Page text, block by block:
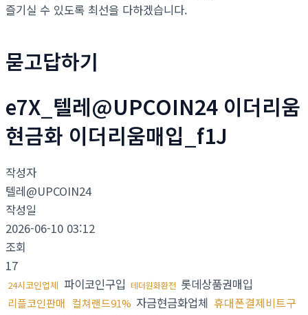
즐기실 수 있도록 최선을 다하겠습니다.
묻고답하기
e7X_텔레@UPCOIN24 이더리움
현금화 이더리움매입_f1J
작성자
텔레@UPCOIN24
작성일
2026-06-10 03:12
조회
17
24시코인업체 파이코인구입 테더원화환전 롯데상품권매입
리플코인판매 컬쳐랜드91% 자금현금화업체 휴대폰결제비트구